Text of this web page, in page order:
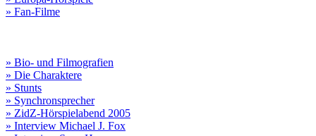
» Fan-Filme
» Bio- und Filmografien
» Die Charaktere
» Stunts
» Synchronsprecher
» ZidZ-Hörspielabend 2005
» Interview Michael J. Fox